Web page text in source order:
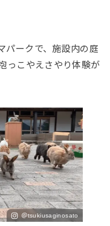
パークで、施設内の庭
っこやえさやり体験が
＠tsukiusaginosato